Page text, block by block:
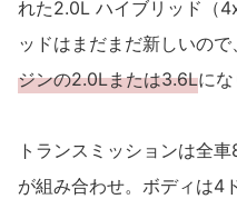
れた2.0L ハイブリッド（
ッドはまだまだ新しいので、
ジンの2.0Lまたは3.6Lにな
トランスミッションは全
が組み合わせ。ボディは4